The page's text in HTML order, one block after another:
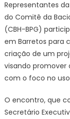
Representantes
do Comitê da
(CBH-BPG)
em Barretos para
criação de um
visando promover
com o foco no
O encontro, que
Secretário